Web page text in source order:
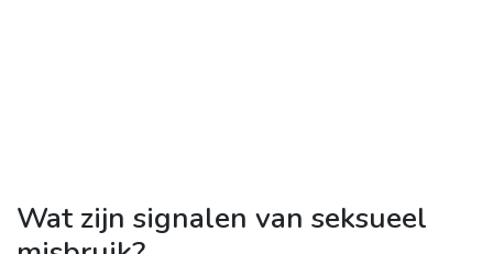
Wat zijn signalen van seksueel